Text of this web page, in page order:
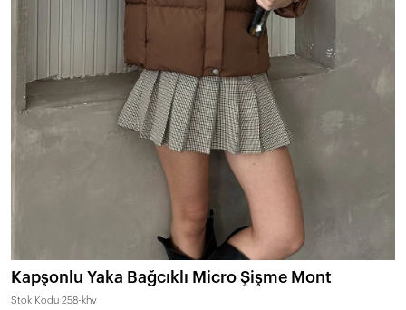
Kapşonlu Yaka Bağcıklı Micro Şişme Mont
Stok Kodu 258-khv